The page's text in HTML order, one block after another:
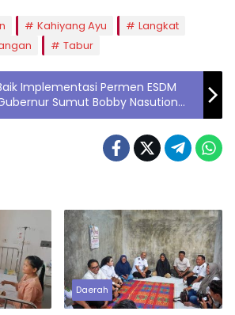
Kahiyang Ayu
Langkat
Tabur
Implementasi Permen ESDM
Sumut Bobby Nasution
Hal Ini
Daerah